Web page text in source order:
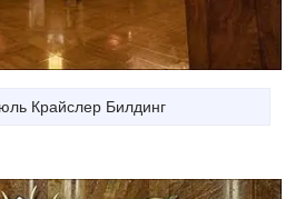
Крайслер Билдинг